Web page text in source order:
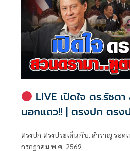
LIVE เปิดใจ ดร.รัชด
นอกแถว!! | ตรงปก ตรงประเด็น
ตรงปก ตรงประเด็น กับ..สำราญ รอด
กรกฎาคม พ.ศ. 2569